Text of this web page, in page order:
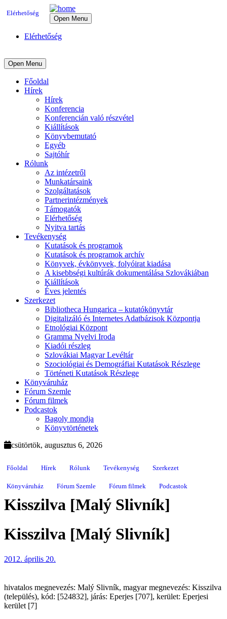
Elérhetőség
Open Menu
Elérhetőség
Open Menu
Főoldal
Hírek
Hírek
Konferencia
Konferencián való részvétel
Kiállítások
Könyvbemutató
Egyéb
Sajtóhír
Rólunk
Az intézetről
Munkatársaink
Szolgáltatások
Partnerintézmények
Támogatók
Elérhetőség
Nyitva tartás
Tevékenység
Kutatások és programok
Kutatások és programok archív
Könyvek, évkönyvek, folyóirat kiadása
A kisebbségi kultúrák dokumentálása Szlovákiában
Kiállítások
Éves jelentés
Szerkezet
Bibliotheca Hungarica – kutatókönyvtár
Digitalizáló és Internetes Adatbázisok Központja
Etnológiai Központ
Gramma Nyelvi Iroda
Kiadói részleg
Szlovákiai Magyar Levéltár
Szociológiai és Demográfiai Kutatások Részlege
Történeti Kutatások Részlege
Könyváruház
Fórum Szemle
Fórum filmek
Podcastok
Bagoly mondja
Könyvtörténetek
csütörtök, augusztus 6, 2026
Főoldal Hírek Rólunk Tevékenység Szerkezet
Könyváruház Fórum Szemle Fórum filmek Podcastok
Kisszilva [Malý Slivník]
Kisszilva [Malý Slivník]
2012. április 20.
hivatalos megnevezés: Malý Slivník, magyar megnevezés: Kisszilva
(település), kód: [524832], járás: Eperjes [707], kerület: Eperjesi
kerület [7]